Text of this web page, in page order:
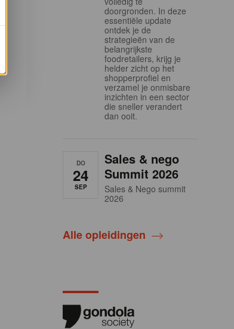
doorgronden. In deze
essentiële update
ontdek je de
strategieën van de
belangrijkste
foodretailers, krijg je
helder zicht op het
shopperprofiel en
verzamel je onmisbare
inzichten in een sector
die sneller verandert
dan ooit.
DO
24
SEP
Sales & nego
Summit 2026
Sales & Nego summit
2026
Alle opleidingen